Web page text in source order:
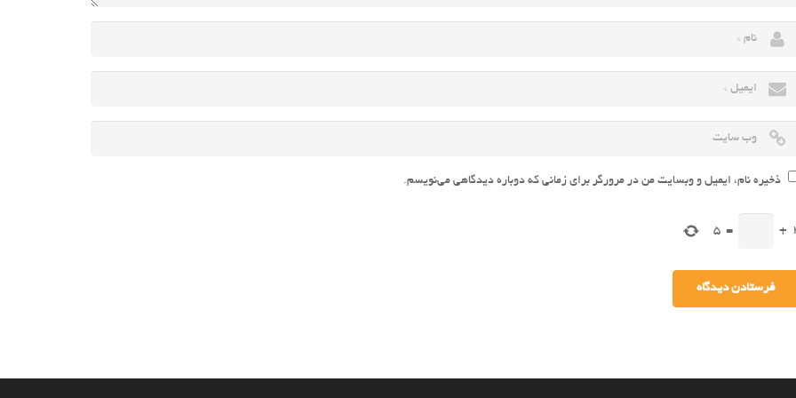
ذخیره نام، ایمیل و وبسایت من در مرورگر برای زمانی که دوباره دیدگاهی می‌نویسم.
+
=
5